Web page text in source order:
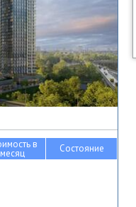
в
месяц Состояние